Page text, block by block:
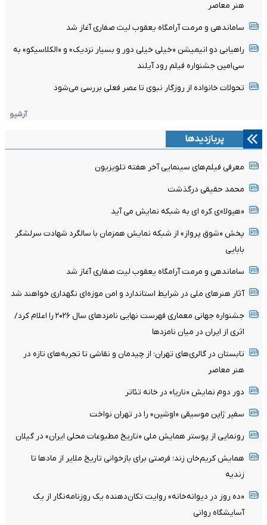
هنر معاصر
ساماندهی و مرمت آرامگاه یعقوب لیث صفاری آغاز شد
راهیابی دو انیمیشن «خیلی خیلی دور و بسیار نزدیک» و «الکلاسیکو» به
سی‌امین جشنواره فیلم رود آیلند
تحولات خانواده از روزگار نبوی تا عصر فعلی بررسی می‌شود
آرشیو
پربازدیدها
معرفی فیلم‌های سینمایی آخر هفته تلویزیون
محمد حقیقی درگذشت
«هیولا»ی کره ای به شبکه نمایش می آید
پخش «شوق پرواز» از شبکه نمایش همزمان با سالگرد شهادت سرلشگر
بابایی
ساماندهی و مرمت آرامگاه یعقوب لیث صفاری آغاز شد
آثار هنرهای ملی در شرایط استاندارد و امن موزه‌ای نگهداری خواهند شد
جشنواره جهانی معماری فهرست نهایی نامزدهای سال ۲۰۲۶ را اعلام کرد/
اثری از ایران در میان نامزدها
تابستان در گالری‌های تهران؛ از چیدمان و نقاشی تا تجربه‌های تازه در
هنر معاصر
دور دوم نمایش «ناریا» در خانه تئاتر
سفیر ژاپن موسیقی «اوشین» را در تهران نواخت
رونمایی از پوستر همایش ملی «تاریخ مطبوعات محلی ایران» در گیلان
همایش کریم‌خان زند؛ فرصتی برای بازخوانی تاریخ ملایر از مادها تا
زندیه
«ده روز در دیوانه‌خانه» روایت تکان‌دهنده یک روزنامه‌نگار از یک
آسایشگاه روانی